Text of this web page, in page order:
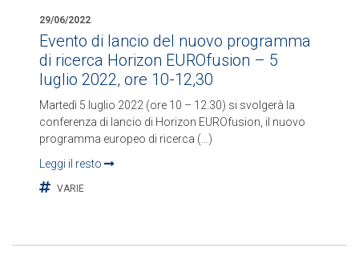
29/06/2022
Evento di lancio del nuovo programma
di ricerca Horizon EUROfusion – 5
luglio 2022, ore 10-12,30
Martedì 5 luglio 2022 (ore 10 – 12.30) si svolgerà la
conferenza di lancio di Horizon EUROfusion, il nuovo
programma europeo di ricerca (…)
Leggi il resto
VARIE